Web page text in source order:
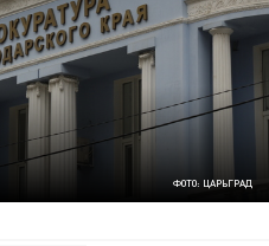
ФОТО: ЦАРЬГРАД